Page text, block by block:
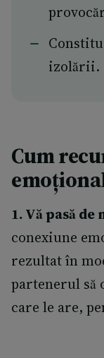
izolării.
Cum
1. Vă pasă
conexiune
rezultat în
partenerul să
care le are,